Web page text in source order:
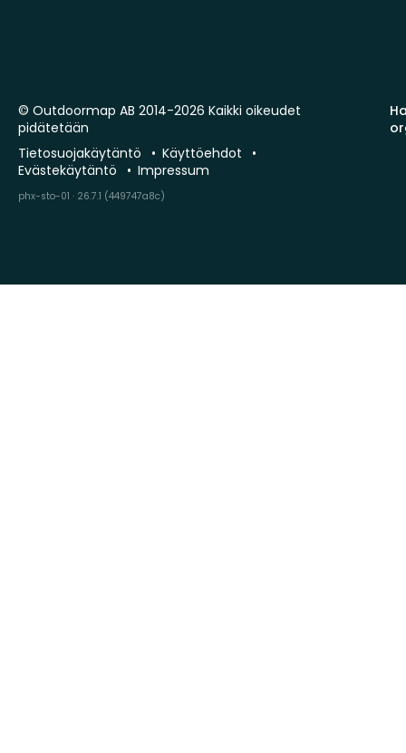
© Outdoormap AB 2014-2026 Kaikki oikeudet
pidätetään
Tietosuojakäytäntö
Käyttöehdot
Evästekäytäntö
Impressum
phx-sto-01 · 26.7.1 (449747a8c)